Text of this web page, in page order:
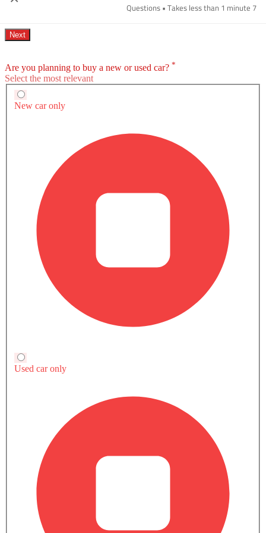
هوندا مدينة متوفر بـ 11 ألوان مختلفة - Modern Steel Metallic, Lunar
Silver Metallic, Platinum White, Radiant Red, Golden Brown, فضي
قمري, اللؤلؤ الأسود الكريستالي, اللؤلؤ الأبيض البلاتيني, راديانت رِد
ميتاليك, ميتيورويد جراي ميتاليك, أوبسيديان بلو ميتاليك.
اقرأ المزيد
ألوان هوندا مدينة
هوندا مدينة متوفر بـ 11 ألوان مختلفة - Modern Steel Metallic, Lunar
قمري, اللؤلؤ الأسود الكريستالي, اللؤلؤ الأبيض البلاتيني, راديانت رِد
ميتاليك, ميتيورويد جراي ميتاليك, أوبسيديان بلو ميتاليك.
7 Questions • Takes less than 1 minute